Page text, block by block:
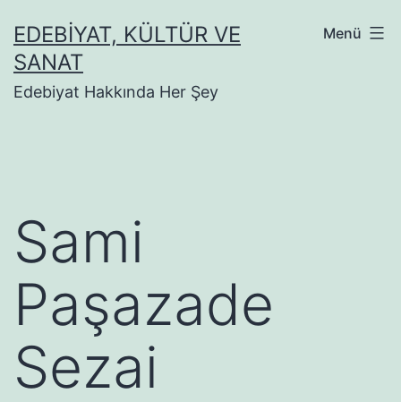
geçEDEBIYAT, KÜLTÜR VE
SANAT
Edebiyat Hakkında Her Şey
Menü
Sami
Paşazade
Sezai